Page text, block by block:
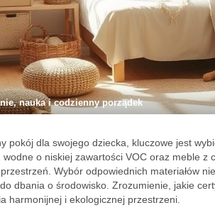
nauka i codzienny porządek
pokój dla swojego dziecka, kluczowe jest
o niskiej zawartości VOC oraz meble z
Wybór odpowiednich materiałów
dbania o środowisko. Zrozumienie, jakie
harmonijnej i ekologicznej przestrzeni.